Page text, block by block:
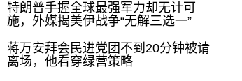
特朗普手握全球最强军力却无计可
施，外媒揭美伊战争“无解三选一”
蒋万安拜会民进党团不到20分钟被请
离场，他看穿绿营策略